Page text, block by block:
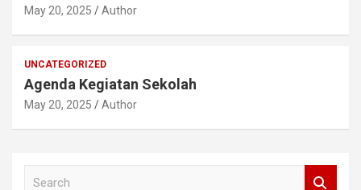
May 20, 2025 Author
UNCATEGORIZED
Agenda Kegiatan Sekolah
May 20, 2025 Author